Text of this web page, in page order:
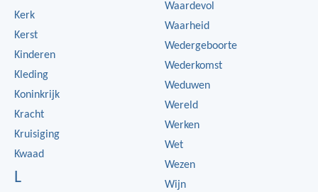
Kerk
Kerst
Kinderen
Kleding
Koninkrijk
Kracht
Kruisiging
Kwaad
L
Waardevol
Waarheid
Wedergeboorte
Wederkomst
Weduwen
Wereld
Werken
Wet
Wezen
Wijn